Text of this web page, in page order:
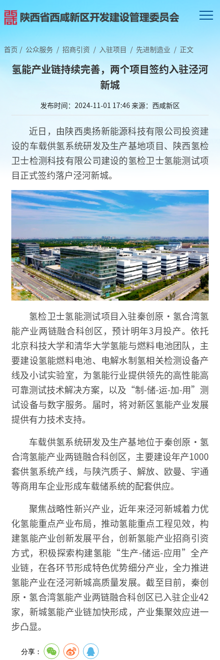
首页 / 公众服务 / 招商引资 / 入驻项目 / 先进制造业 / 正文
氢能产业链持续完善，两个项目签约入驻泾河
新城
发布时间：2024-11-01 17:46来源：西咸新区
近日，由陕西奥扬新能源科技有限公司投资建
设的车载供氢系统研发及生产基地项目、陕西氢检
卫士检测科技有限公司建设的氢检卫士氢能测试项
目正式签约落户泾河新城。
氢检卫士氢能测试项目入驻秦创原·氢合湾氢
能产业两链融合科创区，预计明年3月投产。依托
北京科技大学和清华大学氢能与燃料电池团队，主
要建设氢能燃料电池、电解水制氢相关检测设备产
线及小试实验室，为氢能行业提供领先的高性能高
可靠测试技术解决方案，以及“制-储-运-加-用”测
试设备与数字服务。届时，将对新区氢能产业发展
提供有力技术支持。
车载供氢系统研发及生产基地位于秦创原·氢
合湾氢能产业两链融合科创区，主要建设年产1000
套供氢系统产线，与陕汽质子、解放、欧曼、宇通
等商用车企业形成车载储系统的配套供应。
聚焦战略性新兴产业，近年来泾河新城着力优
化氢能重点产业布局，推动氢能重点工程见效，构
建氢能产业创新发展平台，创新氢能产业招商引资
方式，积极探索构建氢能“生产-储运-应用”全产
业链，在各环节形成特色优势细分产业，全力推进
氢能产业在泾河新城高质量发展。截至目前，秦创
原·氢合湾氢能产业两链融合科创区已入驻企业42
家，新城氢能产业链加快形成，产业集聚效应进一
步凸显。
分享：